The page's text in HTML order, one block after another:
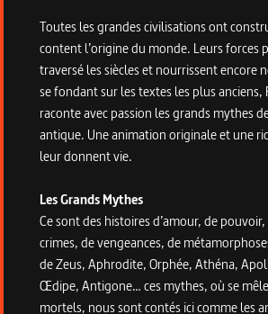
Toutes les grandes civilisations ont
content l’origine du monde. Leurs forces
traversé les siècles et nourrissent encore
se fondant sur les textes les plus anciens,
raconte avec passion les grands mythes
antique. Une animation originale et une
leur donnent vie.
Les Grands Mythes
Ce sont des histoires d’amour, de
crimes, de vengeances, de
de Zeus, Aphrodite, Orphée, Athéna,
Œdipe, Antigone… ces mythes, où se
mortels, nous sont contés ici comme les